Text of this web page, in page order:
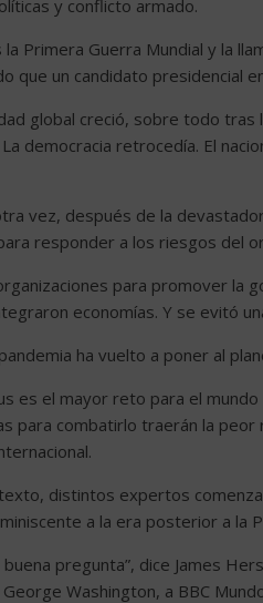
y conflicto armado.
la Primera Guerra Mundial y la
que un candidato presidencial
global creció, sobre todo
democracia retrocedía. El
vez, después de la
responder a los riesgos del
para promover la
economías. Y se evitó
ha vuelto a poner al
es el mayor reto para el
para combatirlo traerán la
distintos expertos
a la era posterior a la
buena pregunta”, dice James
Washington, a BBC